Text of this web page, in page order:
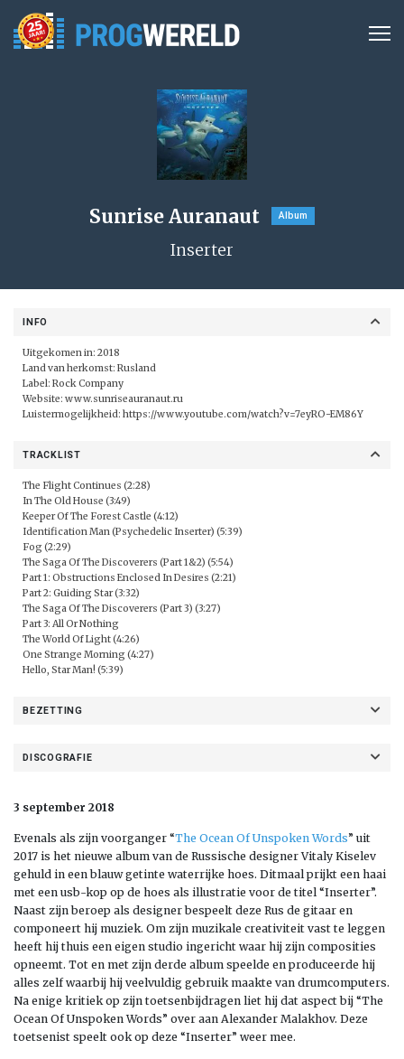
Sunrise Auranaut Album
Inserter
INFO
Uitgekomen in: 2018
Land van herkomst: Rusland
Label: Rock Company
Website: www.sunriseauranaut.ru
Luistermogelijkheid: https://www.youtube.com/watch?v=7eyRO-EM86Y
TRACKLIST
The Flight Continues (2:28)
In The Old House (3:49)
Keeper Of The Forest Castle (4:12)
Identification Man (Psychedelic Inserter) (5:39)
Fog (2:29)
The Saga Of The Discoverers (Part 1&2) (5:54)
Part 1: Obstructions Enclosed In Desires (2:21)
Part 2: Guiding Star (3:32)
The Saga Of The Discoverers (Part 3) (3:27)
Part 3: All Or Nothing
The World Of Light (4:26)
One Strange Morning (4:27)
Hello, Star Man! (5:39)
BEZETTING
DISCOGRAFIE
3 september 2018
Evenals als zijn voorganger “The Ocean Of Unspoken Words” uit
2017 is het nieuwe album van de Russische designer Vitaly Kiselev
gehuld in een blauw getinte waterrijke hoes. Ditmaal prijkt een haai
met een usb-kop op de hoes als illustratie voor de titel “Inserter”.
Naast zijn beroep als designer bespeelt deze Rus de gitaar en
componeert hij muziek. Om zijn muzikale creativiteit vast te leggen
heeft hij thuis een eigen studio ingericht waar hij zijn composities
opneemt. Tot en met zijn derde album speelde en produceerde hij
alles zelf waarbij hij veelvuldig gebruik maakte van drumcomputers.
Na enige kritiek op zijn toetsenbijdragen liet hij dat aspect bij “The
Ocean Of Unspoken Words” over aan Alexander Malakhov. Deze
toetsenist speelt ook op deze “Inserter” weer mee.